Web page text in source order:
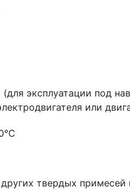
эксплуатации под
или
твердых